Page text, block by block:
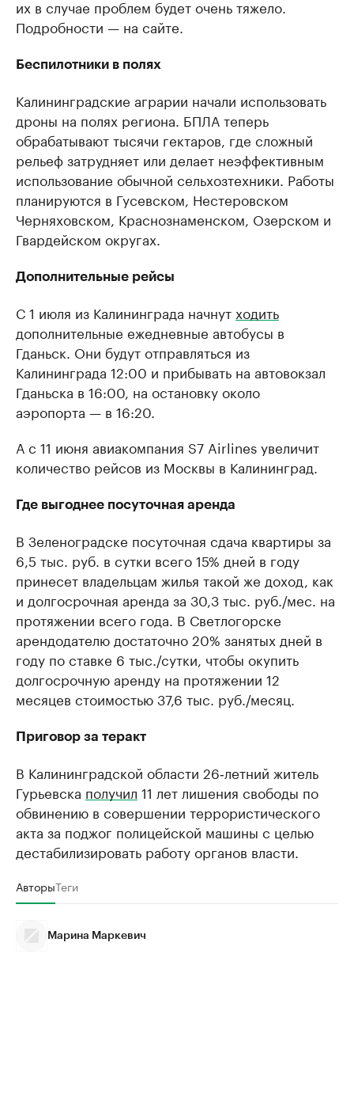
их в случае проблем будет очень тяжело.
Подробности — на сайте.
Беспилотники в полях
Калининградские аграрии начали использовать
дроны на полях региона. БПЛА теперь
обрабатывают тысячи гектаров, где сложный
рельеф затрудняет или делает неэффективным
использование обычной сельхозтехники. Работы
планируются в Гусевском, Нестеровском
Черняховском, Краснознаменском, Озерском и
Гвардейском округах.
Дополнительные рейсы
С 1 июля из Калининграда начнут ходить
дополнительные ежедневные автобусы в
Гданьск. Они будут отправляться из
Калининграда 12:00 и прибывать на автовокзал
Гданьска в 16:00, на остановку около
аэропорта — в 16:20.
А с 11 июня авиакомпания S7 Airlines увеличит
количество рейсов из Москвы в Калининград.
Где выгоднее посуточная аренда
В Зеленоградске посуточная сдача квартиры за
6,5 тыс. руб. в сутки всего 15% дней в году
принесет владельцам жилья такой же доход, как
и долгосрочная аренда за 30,3 тыс. руб./мес. на
протяжении всего года. В Светлогорске
арендодателю достаточно 20% занятых дней в
году по ставке 6 тыс./сутки, чтобы окупить
долгосрочную аренду на протяжении 12
месяцев стоимостью 37,6 тыс. руб./месяц.
Приговор за теракт
В Калининградской области 26‑летний житель
Гурьевска получил 11 лет лишения свободы по
обвинению в совершении террористического
акта за поджог полицейской машины с целью
дестабилизировать работу органов власти.
АвторыТеги
Марина Маркевич